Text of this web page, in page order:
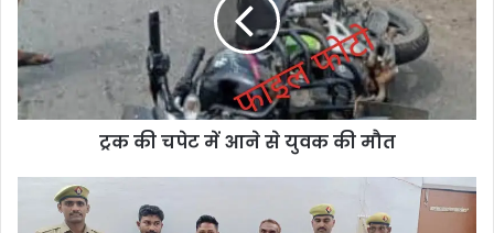
ट्रक की चपेट में आने से युवक की मौत